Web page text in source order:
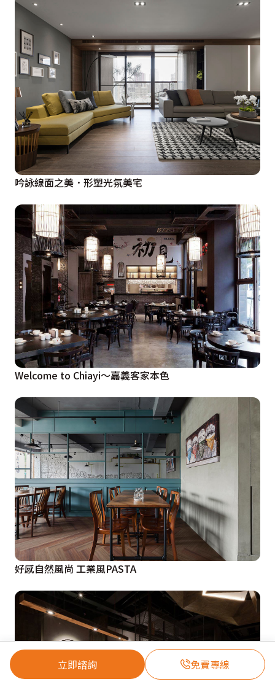
立即諮詢 免費專線
吟詠線面之美．形塑光氛美宅
Welcome to Chiayi～嘉義客家本色
好感自然風尚 工業風PASTA